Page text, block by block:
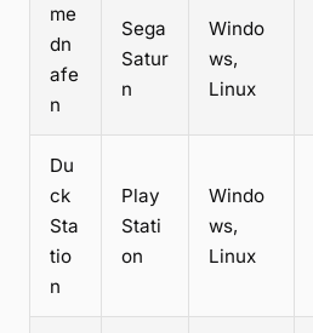
me
dn
afe
n
Sega
Satur
n
Windo
ws,
Linux
Du
ck
Sta
tio
n
Play
Stati
on
Windo
ws,
Linux